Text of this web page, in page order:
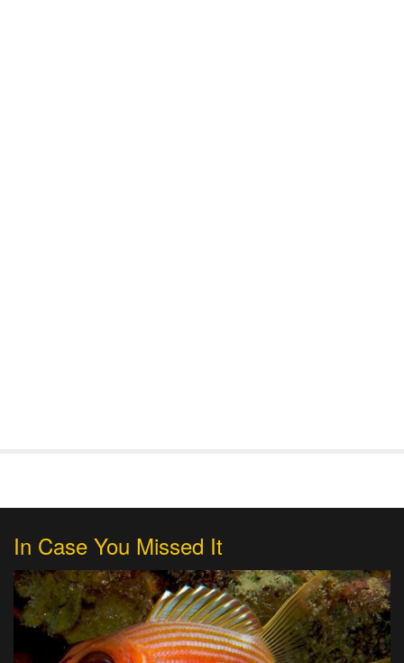
In Case You Missed It